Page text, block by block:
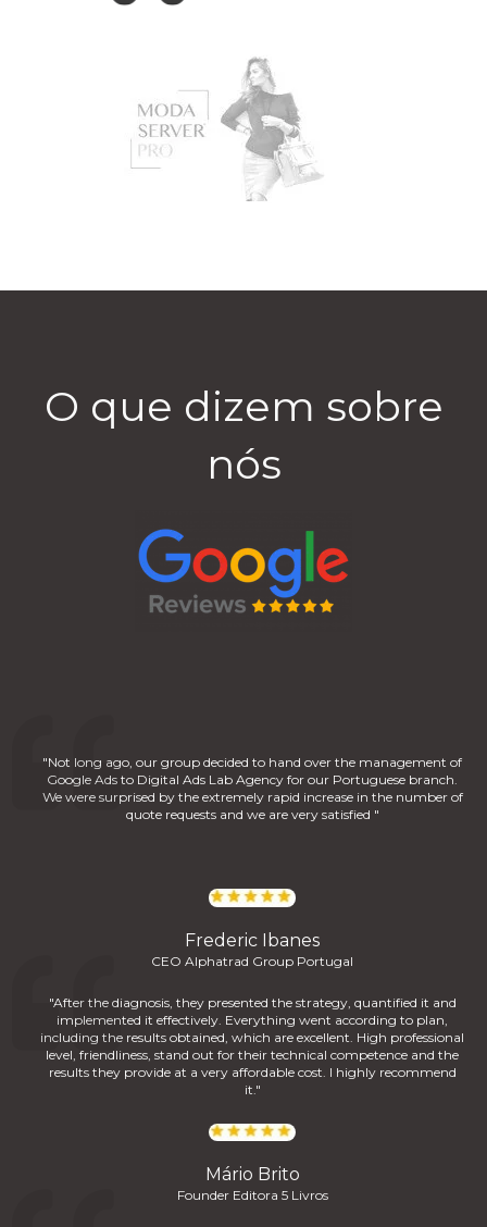
O que dizem sobre
nós
"Not long ago, our group decided to hand over the management of
Google Ads to Digital Ads Lab Agency for our Portuguese branch.
We were surprised by the extremely rapid increase in the number of
quote requests and we are very satisfied "
Frederic Ibanes
CEO Alphatrad Group Portugal
"After the diagnosis, they presented the strategy, quantified it and
implemented it effectively. Everything went according to plan,
including the results obtained, which are excellent. High professional
level, friendliness, stand out for their technical competence and the
results they provide at a very affordable cost. I highly recommend
it."
Mário Brito
Founder Editora 5 Livros